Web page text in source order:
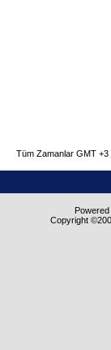
Tüm Zamanlar GMT
Copyright